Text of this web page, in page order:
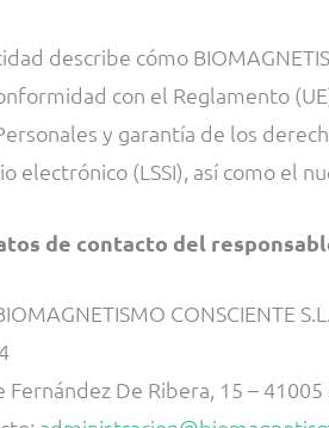
describe cómo
con el Reglamento
y garantía de los
electrónico (LSSI), así como el
de contacto del
CONSCIENTE
Fernández De Ribera, 15 – 41005